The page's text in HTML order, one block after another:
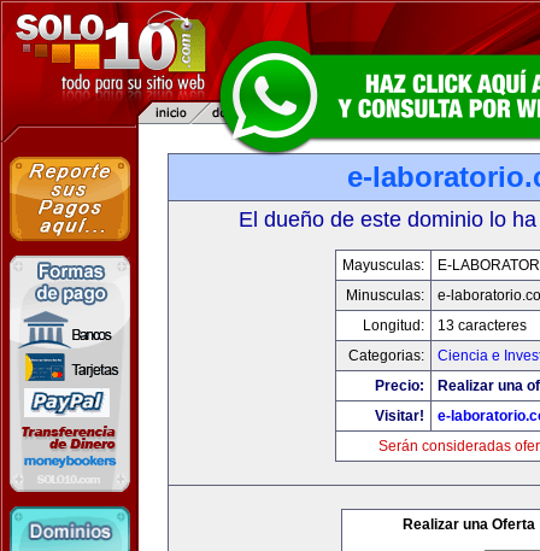
e-
El dueño de este dominio lo
Mayusculas:
E-
Minusculas:
e-
Longitud:
13 caracteres
Categorias:
Ciencia e
Precio:
Realizar una
Visitar!
e-
Serán consideradas
Realizar una Oferta